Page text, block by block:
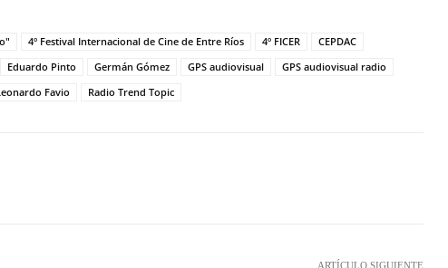
4º Festival Internacional de Cine de Entre Ríos 4º FICER
CEPDAC
Eduardo Pinto Germán Gómez GPS audiovisual
GPS audiovisual radio
Favio Radio Trend Topic
ARTÍCULO SIGUIENTE